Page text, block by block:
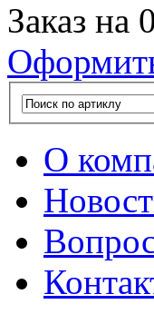
Заказ на 0
О